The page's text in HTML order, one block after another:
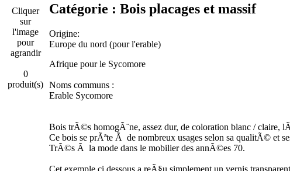
Cliquer
sur
l'image
pour
agrandir
0
produit(s)
Catégorie : Bois placages et massif
Origine:
Europe du nord (pour l'erable)
Afrique pour le Sycomore
Noms communs :
Erable Sycomore
Bois trÃ©s homogÃ¨ne, assez dur, de coloration blanc / claire,
Ce bois se prÃªte Ã de nombreux usages selon sa qualitÃ© et
TrÃ©s Ã la mode dans le mobilier des annÃ©es 70.
Cet exemple ci dessous a reÃ§u simplement un vernis